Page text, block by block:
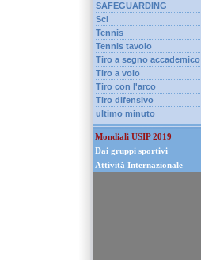
SAFEGUARDING
Sci
Tennis
Tennis tavolo
Tiro a segno accademico
Tiro a volo
Tiro con l'arco
Tiro difensivo
ultimo minuto
Mondiali USIP 2019
Dai gruppi sportivi
Attività Internazionale